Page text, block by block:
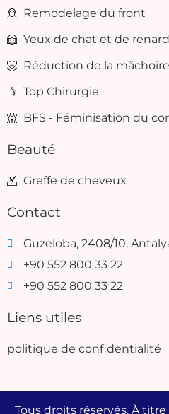
Remodelage du front
Yeux de chat et de renard
Réduction de la mâchoire
Top Chirurgie
BFS - Féminisation du
Beauté
Greffe de cheveux
Contact
Guzeloba, 2408/10,
+90 552 800 33 22
+90 552 800 33 22
Liens utiles
politique de confidentialité
Tous droits réservés. À